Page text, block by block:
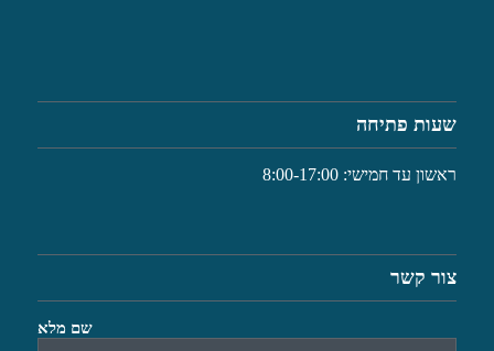
שעות פתיחה
ראשון עד חמישי: 8:00-17:00
צור קשר
שם מלא